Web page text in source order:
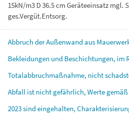
15kN/m3 D 36.5 cm Geräteeinsatz mgl.
ges.Vergüt.Entsorg.
Abbruch derAußenwandaus
Bekleidungen und Beschichtungen, im
Totalabbruchmaßnahme, nicht
Abfall ist nicht gefährlich, Werte gemäß
2023sindeingehalten,